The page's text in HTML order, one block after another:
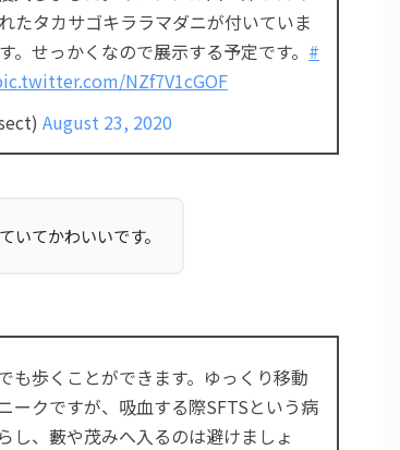
たタカサゴキララマダニが付いていま
せっかくなので展示する予定です。 #
NZf7V1cGOF
August 23, 2020
いてかわいいです。
も歩くことができます。ゆっくり移動
ークですが、吸血する際SFTSという病
し、藪や茂みへ入るのは避けましょ